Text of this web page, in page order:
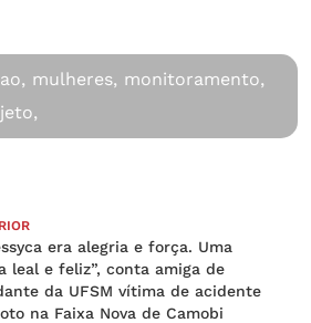
mulheres, monitoramento,
era alegria e força. Uma
leal e feliz”, conta amiga de
da UFSM vítima de acidente
na Faixa Nova de Camobi